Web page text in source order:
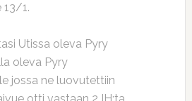
13/1.
Utissa oleva Pyry
oleva Pyry
jossa ne luovutettiin